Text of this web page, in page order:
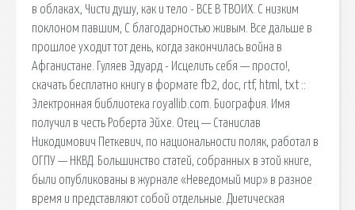
в облаках, Чисти душу, как и тело - ВСЕ В ТВОИХ. С низким
поклоном павшим, С благодарностью живым. Все дальше в
прошлое уходит тот день, когда закончилась война в
Афганистане. Гуляев Эдуард - Исцелить себя — просто!,
скачать бесплатно книгу в формате fb2, doc, rtf, html, txt ::
Электронная библиотека royallib.com. Биография. Имя
получил в честь Роберта Эйхе. Отец — Станислав
Никодимович Петкевич, по национальности поляк, работал в
ОГПУ — НКВД. Большинство статей, собранных в этой книге,
были опубликованы в журнале «Неведомый мир» в разное
время и представляют собой отдельные. Диетическая